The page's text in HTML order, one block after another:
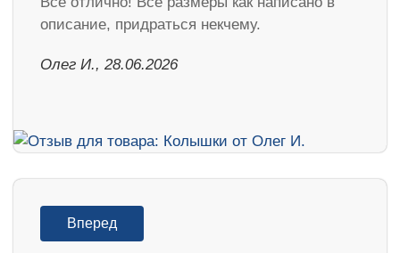
описание, придраться некчему.
Олег И., 28.06.2026
Вперед